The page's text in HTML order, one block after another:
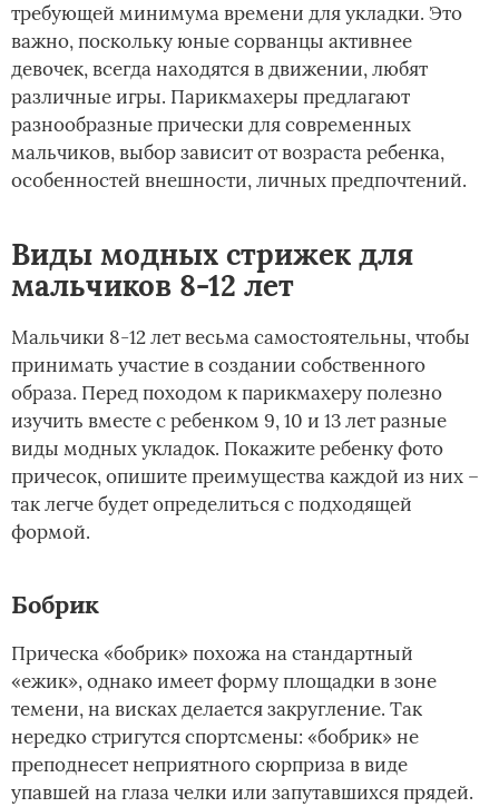
требующей минимума времени для укладки. Это
важно, поскольку юные сорванцы активнее
девочек, всегда находятся в движении, любят
различные игры. Парикмахеры предлагают
разнообразные прически для современных
мальчиков, выбор зависит от возраста ребенка,
особенностей внешности, личных предпочтений.
Виды модных стрижек для
мальчиков 8-12 лет
Мальчики 8-12 лет весьма самостоятельны, чтобы
принимать участие в создании собственного
образа. Перед походом к парикмахеру полезно
изучить вместе с ребенком 9, 10 и 13 лет разные
виды модных укладок. Покажите ребенку фото
причесок, опишите преимущества каждой из них –
так легче будет определиться с подходящей
формой.
Бобрик
Прическа «бобрик» похожа на стандартный
«ежик», однако имеет форму площадки в зоне
темени, на висках делается закругление. Так
нередко стригутся спортсмены: «бобрик» не
преподнесет неприятного сюрприза в виде
упавшей на глаза челки или запутавшихся прядей.